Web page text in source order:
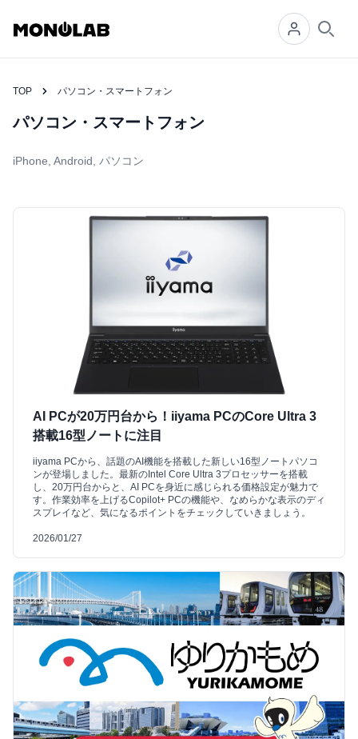
TOP パソコン・スマートフォン
パソコン・スマートフォン
iPhone, Android, パソコン
AI PCが20万円台から！iiyama PCのCore Ultra 3
搭載16型ノートに注目
iiyama PCから、話題のAI機能を搭載した新しい16型ノートパソコ
ンが登場しました。最新のIntel Core Ultra 3プロセッサーを搭載
し、20万円台からと、AI PCを身近に感じられる価格設定が魅力で
す。作業効率を上げるCopilot+ PCの機能や、なめらかな表示のディ
スプレイなど、気になるポイントをチェックしていきましょう。
2026/01/27